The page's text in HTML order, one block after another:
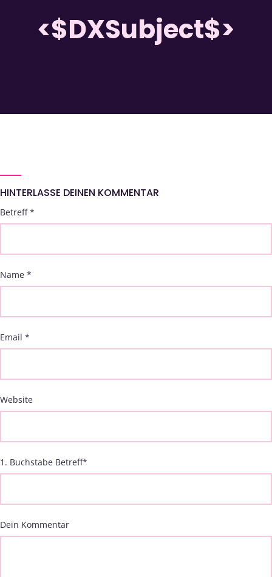
<$DXSubject$>
HINTERLASSE DEINEN KOMMENTAR
Betreff*
Name *
Email *
Website
1. Buchstabe Betreff*
Dein Kommentar